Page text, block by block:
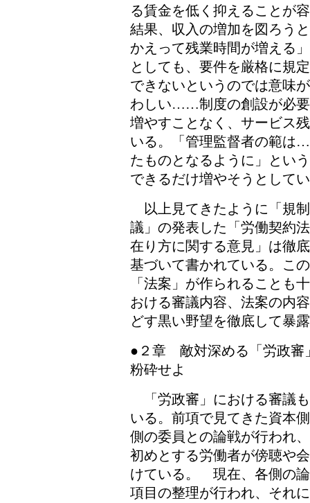
る賃金を低く抑えることが
結果、収入の増加を図ろう
かえって残業時間が増える
としても、要件を厳格に規
できないというのでは意味
わしい……制度の創設が必
増やすことなく、サービス
いる。「管理監督者の範は
たものとなるように」とい
できるだけ増やそうとして
以上見てきたように「規
議」の発表した「労働契約
在り方に関する意見」は徹
基づいて書かれている。こ
「法案」が作られることも
おける審議内容、法案の内
どす黒い野望を徹底して暴
●２章 敵対深める「労政審
粉砕せよ
「労政審」における審議
いる。前項で見てきた資本
側の委員との論戦が行われ
初めとする労働者が傍聴や
けている。 現在、各側の
項目の整理が行われ、それ